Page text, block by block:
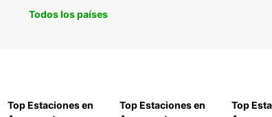
Todos los países
Top Estaciones en
Top Estaciones en
Top